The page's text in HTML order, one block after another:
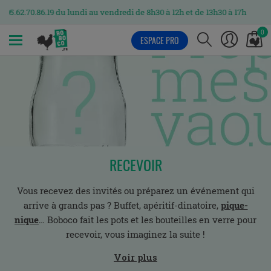
du lundi au vendredi de 8h30 à 12h et de 13h30 à 17h
0
ESPACE PRO
RECEVOIR
Vous recevez des invités ou préparez un événement qui
arrive à grands pas ? Buffet, apéritif-dinatoire, pique-
nique… Boboco fait les pots et les bouteilles en verre pour
recevoir, vous imaginez la suite !
Voir plus